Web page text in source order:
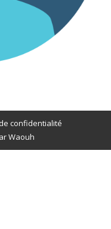
confidentialité
Waouh